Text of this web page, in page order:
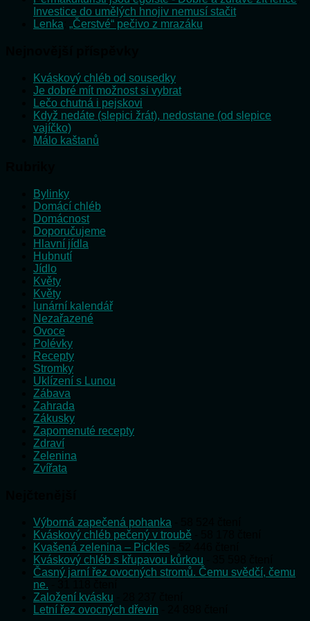
Investice do umělých hnojiv nemusí stačit
Lenka „Čerstvé“ pečivo z mrazáku
Kváskový chléb od sousedky
Je dobré mít možnost si vybrat
Lečo chutná i pejskovi
Když nedáte (slepici žrát), nedostane (od slepice
vajíčko)
Málo kaštanů
Bylinky
Domácí chléb
Domácnost
Doporučujeme
Hlavní jídla
Hubnutí
Jídlo
Květy
Květy
lunární kalendář
Nezařazené
Ovoce
Polévky
Recepty
Stromky
Uklízení s Lunou
Zábava
Zahrada
Zákusky
Zapomenuté recepty
Zdraví
Zelenina
Zvířata
Výborná zapečená pohanka
Kváskový chléb pečený v troubě
Kvašená zelenina – Pickles
Kváskový chléb s křupavou kůrkou
Časný jarní řez ovocných stromů. Čemu svědčí, čemu
ne.
Založení kvásku
Letní řez ovocných dřevin